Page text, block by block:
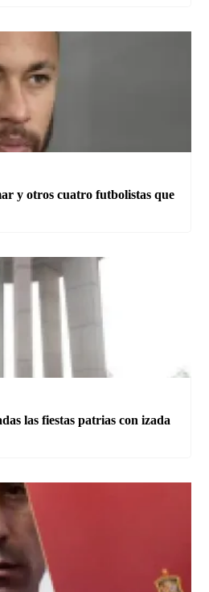
y otros cuatro futbolistas que
las fiestas patrias con izada